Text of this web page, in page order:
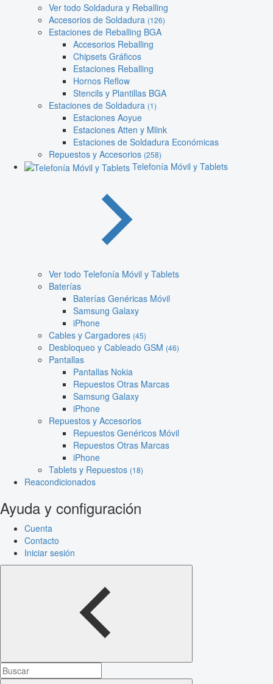
Ver todo Soldadura y Reballing
Accesorios de Soldadura (126)
Estaciones de Reballing BGA
Accesorios Reballing
Chipsets Gráficos
Estaciones Reballing
Hornos Reflow
Stencils y Plantillas BGA
Estaciones de Soldadura (1)
Estaciones Aoyue
Estaciones Atten y Mlink
Estaciones de Soldadura Económicas
Repuestos y Accesorios (258)
Telefonía Móvil y Tablets
Ver todo Telefonía Móvil y Tablets
Baterías
Baterías Genéricas Móvil
Samsung Galaxy
iPhone
Cables y Cargadores (45)
Desbloqueo y Cableado GSM (46)
Pantallas
Pantallas Nokia
Repuestos Otras Marcas
Samsung Galaxy
iPhone
Repuestos y Accesorios
Repuestos Genéricos Móvil
Repuestos Otras Marcas
iPhone
Tablets y Repuestos (18)
Reacondicionados
Ayuda y configuración
Cuenta
Contacto
Iniciar sesión